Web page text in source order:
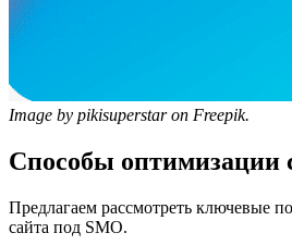
Image by pikisuperstar on Freepik.
Способы оптимизации
Предлагаем рассмотреть ключевые
сайта под SMO.